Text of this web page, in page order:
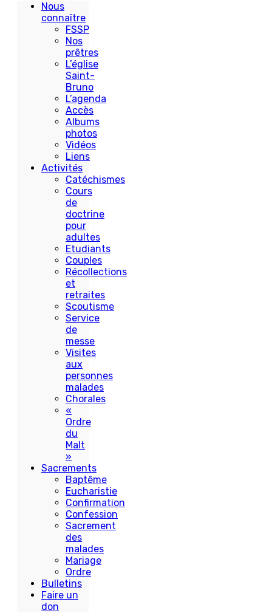
Nous
connaître
FSSP
Nos
prêtres
L’église
Saint-
Bruno
L’agenda
Accès
Albums
photos
Vidéos
Liens
Activités
Catéchismes
Cours
de
doctrine
pour
adultes
Etudiants
Couples
Récollections
et
retraites
Scoutisme
Service
de
messe
Visites
aux
personnes
malades
Chorales
«
Ordre
du
Malt
»
Sacrements
Baptême
Eucharistie
Confirmation
Confession
Sacrement
des
malades
Mariage
Ordre
Bulletins
Faire un
don